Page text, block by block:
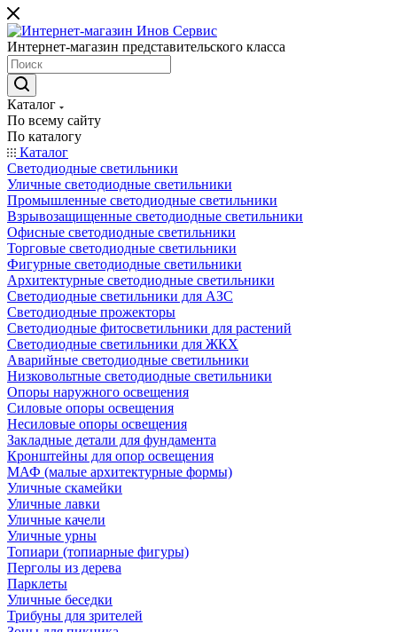
Интернет-магазин представительского класса
Каталог
По всему сайту
По каталогу
Каталог
Светодиодные светильники
Уличные светодиодные светильники
Промышленные светодиодные светильники
Взрывозащищенные светодиодные светильники
Офисные светодиодные светильники
Торговые светодиодные светильники
Фигурные светодиодные светильники
Архитектурные светодиодные светильники
Светодиодные светильники для АЗС
Светодиодные прожекторы
Светодиодные фитосветильники для растений
Светодиодные светильники для ЖКХ
Аварийные светодиодные светильники
Низковольтные светодиодные светильники
Опоры наружного освещения
Силовые опоры освещения
Несиловые опоры освещения
Закладные детали для фундамента
Кронштейны для опор освещения
МАФ (малые архитектурные формы)
Уличные скамейки
Уличные лавки
Уличные качели
Уличные урны
Топиари (топиарные фигуры)
Перголы из дерева
Парклеты
Уличные беседки
Трибуны для зрителей